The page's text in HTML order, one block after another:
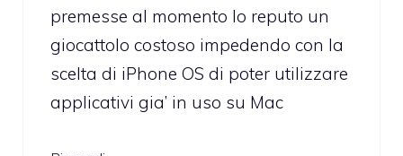
premesse al momento lo reputo un
giocattolo costoso impedendo con la
scelta di iPhone OS di poter utilizzare
applicativi gia’ in uso su Mac